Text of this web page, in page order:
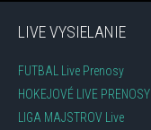
LIVE VYSIELANIE
FUTBAL Live Prenosy
HOKEJOVÉ LIVE PRENOSY
LIGA MAJSTROV Live